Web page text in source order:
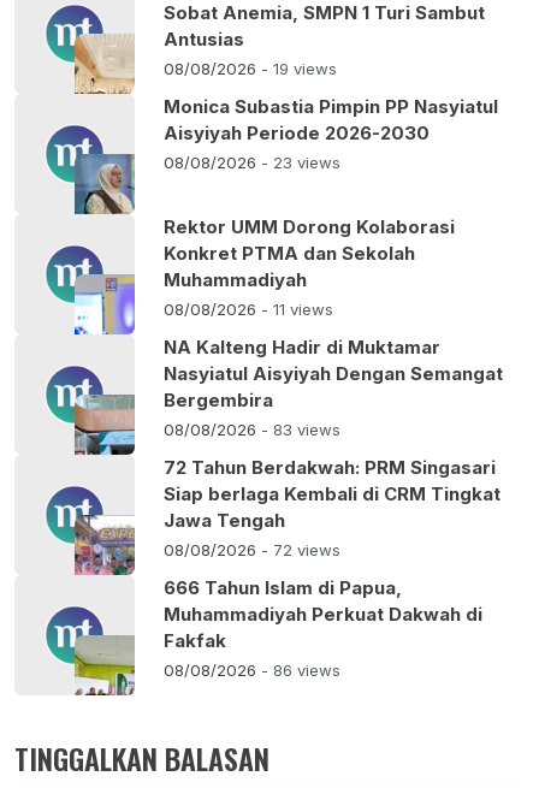
Sobat Anemia, SMPN 1 Turi Sambut
Antusias
08/08/2026 - 19 views
Monica Subastia Pimpin PP Nasyiatul
Aisyiyah Periode 2026-2030
08/08/2026 - 23 views
Rektor UMM Dorong Kolaborasi
Konkret PTMA dan Sekolah
Muhammadiyah
08/08/2026 - 11 views
NA Kalteng Hadir di Muktamar
Nasyiatul Aisyiyah Dengan Semangat
Bergembira
08/08/2026 - 83 views
72 Tahun Berdakwah: PRM Singasari
Siap berlaga Kembali di CRM Tingkat
Jawa Tengah
08/08/2026 - 72 views
666 Tahun Islam di Papua,
Muhammadiyah Perkuat Dakwah di
Fakfak
08/08/2026 - 86 views
TINGGALKAN BALASAN